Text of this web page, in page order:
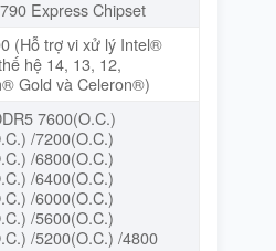
Express Chipset
(Hỗ trợ vi xử lý Intel®
hệ 14, 13, 12,
Gold và Celeron®)
7600(O.C.)
/7200(O.C.)
/6800(O.C.)
/6400(O.C.)
/6000(O.C.)
/5600(O.C.)
/5200(O.C.) /4800